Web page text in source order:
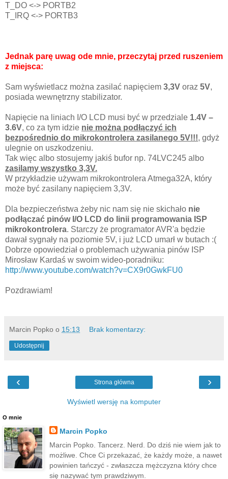
T_DO <-> PORTB2
T_IRQ <-> PORTB3
Jednak parę uwag ode mnie, przeczytaj przed ruszeniem
z miejsca:
Sam wyświetlacz można zasilać napięciem 3,3V oraz 5V,
posiada wewnętrzny stabilizator.
Napięcie na liniach I/O LCD musi być w przedziale 1.4V –
3.6V, co za tym idzie nie można podłączyć ich
bezpośrednio do mikrokontrolera zasilanego 5V!!!, gdyż
ulegnie on uszkodzeniu.
Tak więc albo stosujemy jakiś bufor np. 74LVC245 albo
zasilamy wszystko 3,3V.
W przykładzie używam mikrokontrolera Atmega32A, który
może być zasilany napięciem 3,3V.
Dla bezpieczeństwa żeby nic nam się nie skichało nie
podłączać pinów I/O LCD do linii programowania ISP
mikrokontrolera. Starczy że programator AVR'a będzie
dawał sygnały na poziomie 5V, i już LCD umarł w butach :(
Dobrze opowiedział o problemach używania pinów ISP
Mirosław Kardaś w swoim wideo-poradniku:
http://www.youtube.com/watch?v=CX9r0GwkFU0
Pozdrawiam!
Marcin Popko o 15:13 Brak komentarzy:
Udostępnij
‹ ›
Strona główna
Wyświetl wersję na komputer
O mnie
Marcin Popko
Marcin Popko. Tancerz. Nerd. Do dziś nie wiem jak to
możliwe. Chce Ci przekazać, że każdy może, a nawet
powinien tańczyć - zwłaszcza mężczyzna który chce
się nazywać tym prawdziwym.